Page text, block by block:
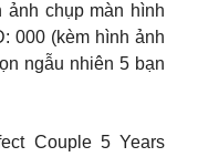
chụp màn hình
000 (kèm hình ảnh
ngẫu nhiên 5 bạn
Couple 5 Years